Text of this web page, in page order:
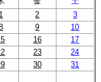
1
2
3
9
10
16
17
23
24
30 31